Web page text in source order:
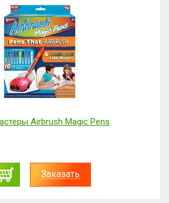
Airbrush Magic Pens
Заказать